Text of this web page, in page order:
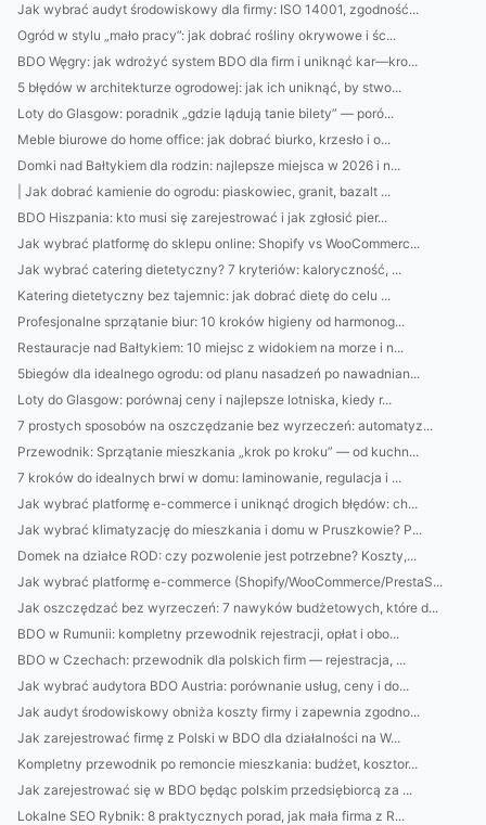
Jak wybrać audyt środowiskowy dla firmy: ISO 14001, zgodność...
Ogród w stylu „mało pracy”: jak dobrać rośliny okrywowe i śc...
BDO Węgry: jak wdrożyć system BDO dla firm i uniknąć kar—kro...
5 błędów w architekturze ogrodowej: jak ich uniknąć, by stwo...
Loty do Glasgow: poradnik „gdzie lądują tanie bilety” — poró...
Meble biurowe do home office: jak dobrać biurko, krzesło i o...
Domki nad Bałtykiem dla rodzin: najlepsze miejsca w 2026 i n...
| Jak dobrać kamienie do ogrodu: piaskowiec, granit, bazalt ...
BDO Hiszpania: kto musi się zarejestrować i jak zgłosić pier...
Jak wybrać platformę do sklepu online: Shopify vs WooCommerc...
Jak wybrać catering dietetyczny? 7 kryteriów: kaloryczność, ...
Katering dietetyczny bez tajemnic: jak dobrać dietę do celu ...
Profesjonalne sprzątanie biur: 10 kroków higieny od harmonog...
Restauracje nad Bałtykiem: 10 miejsc z widokiem na morze i n...
5biegów dla idealnego ogrodu: od planu nasadzeń po nawadnian...
Loty do Glasgow: porównaj ceny i najlepsze lotniska, kiedy r...
7 prostych sposobów na oszczędzanie bez wyrzeczeń: automatyz...
Przewodnik: Sprzątanie mieszkania „krok po kroku” — od kuchn...
7 kroków do idealnych brwi w domu: laminowanie, regulacja i ...
Jak wybrać platformę e-commerce i uniknąć drogich błędów: ch...
Jak wybrać klimatyzację do mieszkania i domu w Pruszkowie? P...
Domek na działce ROD: czy pozwolenie jest potrzebne? Koszty,...
Jak wybrać platformę e-commerce (Shopify/WooCommerce/PrestaS...
Jak oszczędzać bez wyrzeczeń: 7 nawyków budżetowych, które d...
BDO w Rumunii: kompletny przewodnik rejestracji, opłat i obo...
BDO w Czechach: przewodnik dla polskich firm — rejestracja, ...
Jak wybrać audytora BDO Austria: porównanie usług, ceny i do...
Jak audyt środowiskowy obniża koszty firmy i zapewnia zgodno...
Jak zarejestrować firmę z Polski w BDO dla działalności na W...
Kompletny przewodnik po remoncie mieszkania: budżet, kosztor...
Jak zarejestrować się w BDO będąc polskim przedsiębiorcą za ...
Lokalne SEO Rybnik: 8 praktycznych porad, jak mała firma z R...